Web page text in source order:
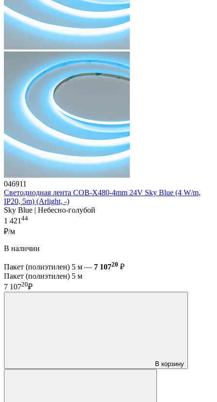
046911
Светодиодная лента COB-X480-4mm 24V Sky Blue (4 W/m,
IP20, 5m) (Arlight, -)
Sky Blue | Небесно-голубой
1 42144
₽/м
В наличии
Пакет (полиэтилен) 5 м — 7 10720 ₽
Пакет (полиэтилен) 5 м
7 10720₽
В корзину